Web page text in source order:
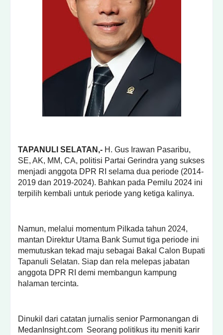
TAPANULI SELATAN,- H. Gus Irawan Pasaribu,
SE, AK, MM, CA, politisi Partai Gerindra yang sukses
menjadi anggota DPR RI selama dua periode (2014-
2019 dan 2019-2024). Bahkan pada Pemilu 2024 ini
terpilih kembali untuk periode yang ketiga kalinya.
Namun, melalui momentum Pilkada tahun 2024,
mantan Direktur Utama Bank Sumut tiga periode ini
memutuskan tekad maju sebagai Bakal Calon Bupati
Tapanuli Selatan. Siap dan rela melepas jabatan
anggota DPR RI demi membangun kampung
halaman tercinta.
Dinukil dari catatan jurnalis senior Parmonangan di
MedanInsight.com Seorang politikus itu meniti karir